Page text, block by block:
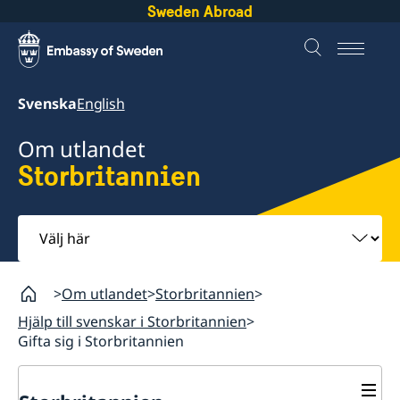
Sweden Abroad
SvenskaEnglish
Om utlandet
Storbritannien
Välj
här
Om utlandet Storbritannien
Hjälp till svenskar i Storbritannien
Gifta sig i Storbritannien